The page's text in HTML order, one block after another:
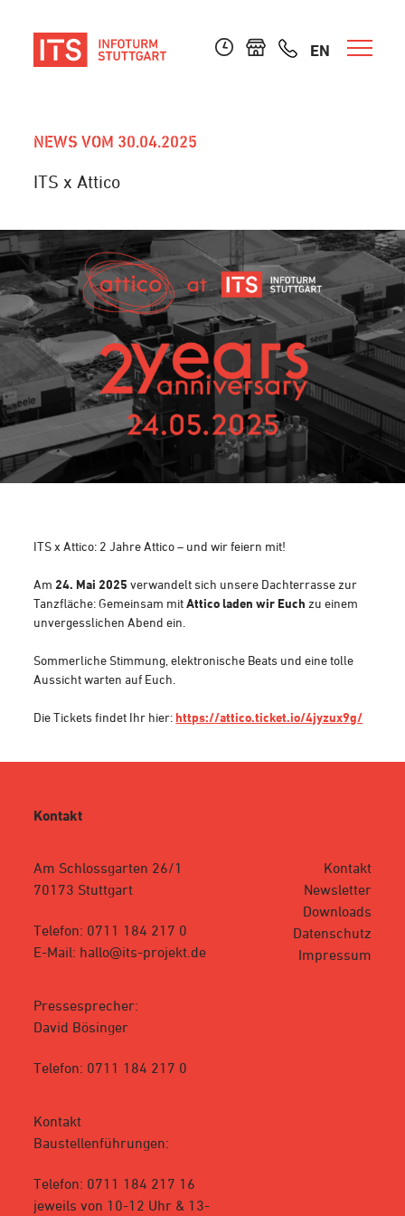
EN
NEWS VOM 30.04.2025
ITS x Attico
ITS x Attico: 2 Jahre Attico – und wir feiern mit!
Am 24. Mai 2025 verwandelt sich unsere Dachterrasse zur
Tanzfläche: Gemeinsam mitAttico laden wir Euch zu einem
unvergesslichen Abend ein.
Sommerliche Stimmung, elektronische Beats und eine tolle
Aussicht warten auf Euch.
Die Tickets findet Ihr hier:https://attico.ticket.io/4jyzux9g/
Kontakt
Am Schlossgarten 26/1
70173 Stuttgart
Telefon: 0711 184 217 0
E-Mail: hallo@its-projekt.de
Pressesprecher:
David Bösinger
Telefon: 0711 184 217 0
Kontakt
Baustellenführungen:
Telefon: 0711 184 217 16
jeweils von 10-12 Uhr & 13-
Kontakt
Newsletter
Downloads
Datenschutz
Impressum